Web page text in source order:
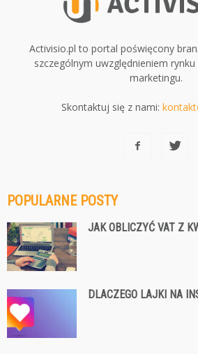
Activisio.pl to portal poświęcony
szczególnym uwzględnieniem
marketingu.
Skontaktuj się z nami:
POPULARNE POSTY
JAK OBLICZYĆ VAT Z
DLACZEGO LAJKI NA